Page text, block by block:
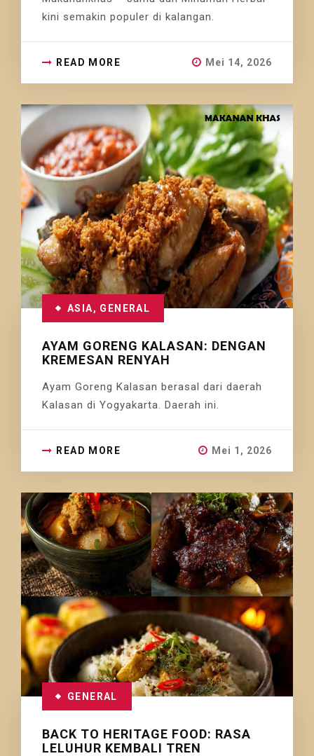
kini semakin populer di kalangan.
READ MORE Mei 14, 2026
ASIA, GENERAL
AYAM GORENG KALASAN: DENGAN
KREMESAN RENYAH
Ayam Goreng Kalasan berasal dari daerah
Kalasan di Yogyakarta. Daerah ini.
READ MORE Mei 1, 2026
GENERAL
BACK TO HERITAGE FOOD: RASA
LELUHUR KEMBALI TREN